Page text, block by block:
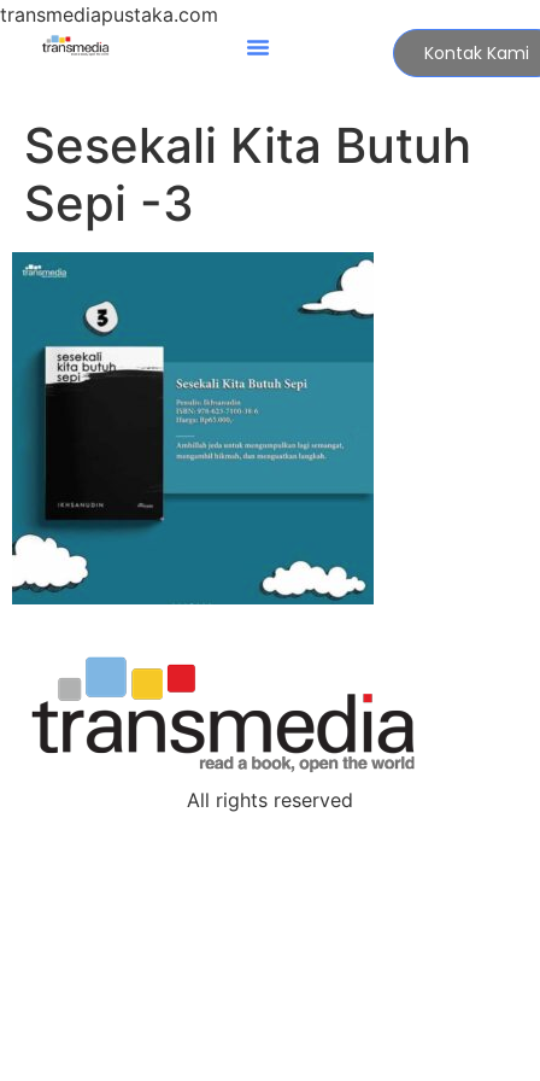
transmediapustaka.com
Kontak Kami
Sesekali Kita Butuh
Sepi -3
All rights reserved